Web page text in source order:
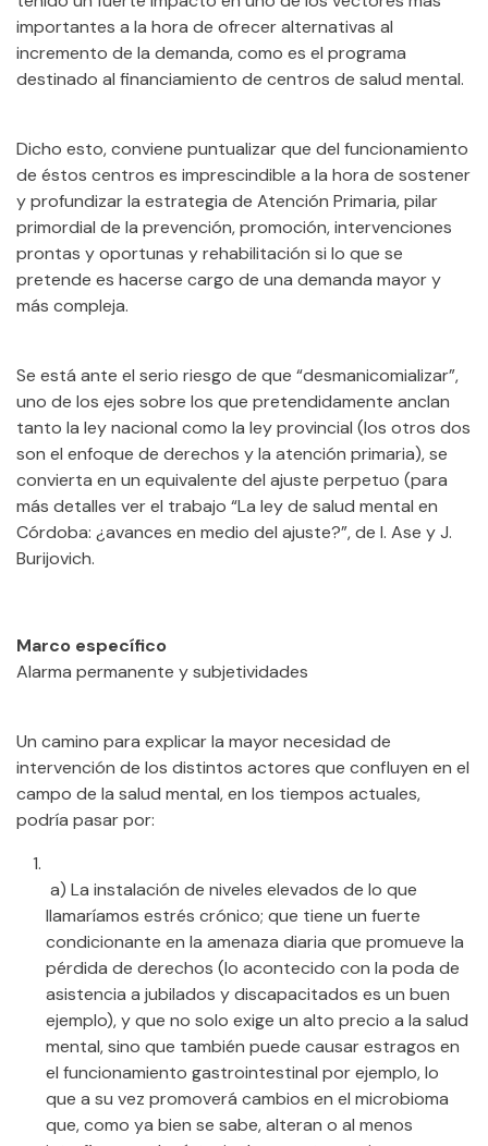
importantes a la hora de ofrecer alternativas al
incremento de la demanda, como es el programa
destinado al financiamiento de centros de salud mental.
Dicho esto, conviene puntualizar que del funcionamiento
de éstos centros es imprescindible a la hora de sostener
y profundizar la estrategia de Atención Primaria, pilar
primordial de la prevención, promoción, intervenciones
prontas y oportunas y rehabilitación si lo que se
pretende es hacerse cargo de una demanda mayor y
más compleja.
Se está ante el serio riesgo de que “desmanicomializar”,
uno de los ejes sobre los que pretendidamente anclan
tanto la ley nacional como la ley provincial (los otros dos
son el enfoque de derechos y la atención primaria), se
convierta en un equivalente del ajuste perpetuo (para
más detalles ver el trabajo “La ley de salud mental en
Córdoba: ¿avances en medio del ajuste?”, de I. Ase y J.
Burijovich.
Marco específico
Alarma permanente y subjetividades
Un camino para explicar la mayor necesidad de
intervención de los distintos actores que confluyen en el
campo de la salud mental, en los tiempos actuales,
podría pasar por:
a) La instalación de niveles elevados de lo que
llamaríamos estrés crónico; que tiene un fuerte
condicionante en la amenaza diaria que promueve la
pérdida de derechos (lo acontecido con la poda de
asistencia a jubilados y discapacitados es un buen
ejemplo), y que no solo exige un alto precio a la salud
mental, sino que también puede causar estragos en
el funcionamiento gastrointestinal por ejemplo, lo
que a su vez promoverá cambios en el microbioma
que, como ya bien se sabe, alteran o al menos